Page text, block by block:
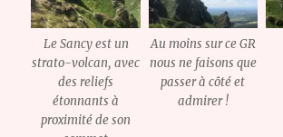
Le Sancy est un
strato-volcan, avec
des reliefs
étonnants à
proximité de son
Au moins sur ce GR
nous ne faisons que
passer à côté et
admirer !